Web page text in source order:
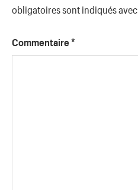
obligatoires sont indiqués avec
Commentaire *